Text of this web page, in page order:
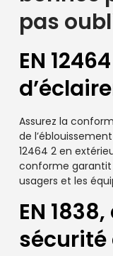
pas
EN
Assurez la
de
12464 2 en
conforme
usagers et les
EN
sécurité